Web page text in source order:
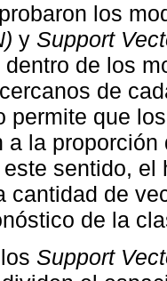
los
y Support
de los
de
permite que
a la
sentido,
cantidad de
de la
Support